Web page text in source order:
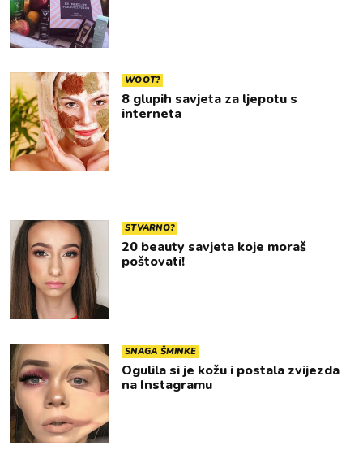
WOOT?
8 glupih savjeta za ljepotu s
interneta
STVARNO?
20 beauty savjeta koje moraš
poštovati!
SNAGA ŠMINKE
Ogulila si je kožu i postala zvijezda
na Instagramu